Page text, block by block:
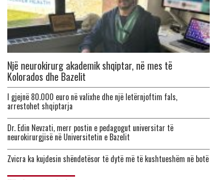
Një neurokirurg akademik shqiptar, në mes të
Kolorados dhe Bazelit
I gjejnë 80.000 euro në valixhe dhe një letërnjoftim fals,
arrestohet shqiptarja
Dr. Edin Nevzati, merr postin e pedagogut universitar të
neurokirurgjisë në Universitetin e Bazelit
Zvicra ka kujdesin shëndetësor të dytë më të kushtueshëm në botë